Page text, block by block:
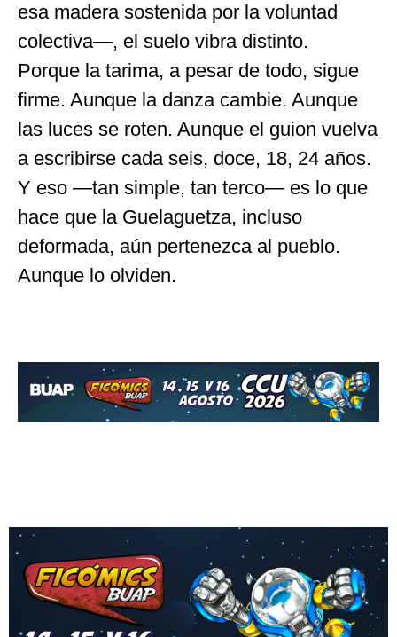
esa madera sostenida por la voluntad
colectiva—, el suelo vibra distinto.
Porque la tarima, a pesar de todo, sigue
firme. Aunque la danza cambie. Aunque
las luces se roten. Aunque el guion vuelva
a escribirse cada seis, doce, 18, 24 años.
Y eso —tan simple, tan terco— es lo que
hace que la Guelaguetza, incluso
deformada, aún pertenezca al pueblo.
Aunque lo olviden.